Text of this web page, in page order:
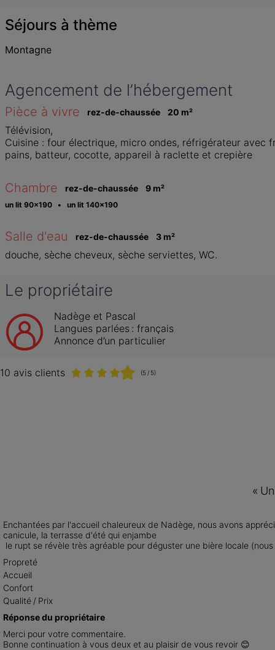
Séjours à thème
Montagne
Agencement de l’hébergement
Pièce à vivre rez-de-chaussée 20 m²
Télévision,
Cuisine : four électrique, micro ondes, réfrigérateur
pains, batteur, cocotte, appareil à raclette et crepière
Chambre rez-de-chaussée 9 m²
un lit 90x190   •   un lit 140x190
Salle d'eau rez-de-chaussée 3 m²
douche, sèche cheveux, sèche serviettes, WC.
Le propriétaire
Nadège et Pascal
Langues parlées : français
Annonce d’un particulier
10 avis clients (5 / 5)
«
Enchantées par l'accueil chaleureux de Nadège, nous avons
canicule, la terrasse d'été qui enjambe
le rupt se révèle très agréable pour déguster une bière locale
Propreté
Accueil
Confort
Qualité / Prix
Réponse du propriétaire
Merci pour votre commentaire.
Bonne continuation à vous deux et au plaisir de vous revoir 😊